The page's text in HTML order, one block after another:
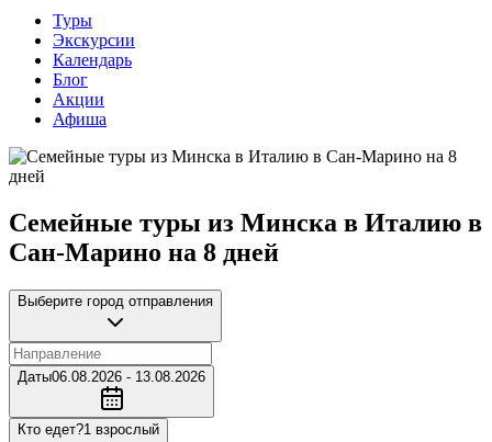
Туры
Экскурсии
Календарь
Блог
Акции
Афиша
Семейные туры из Минска в Италию в
Сан-Марино на 8 дней
Выберите город отправления
Даты06.08.2026 - 13.08.2026
Кто едет?1 взрослый